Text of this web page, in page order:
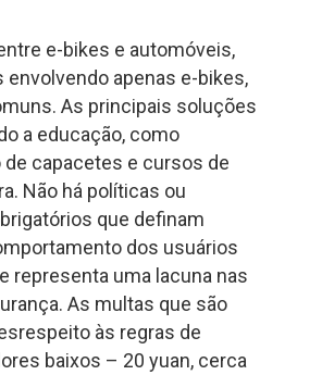
e-bikes e automóveis,
apenas e-bikes,
As principais soluções
a educação, como
capacetes e cursos de
Não há políticas ou
que definam
dos usuários
representa uma lacuna nas
As multas que são
às regras de
baixos – 20 yuan, cerca